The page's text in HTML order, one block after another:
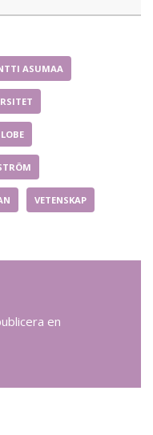
ASUMAA
VETENSKAP
en